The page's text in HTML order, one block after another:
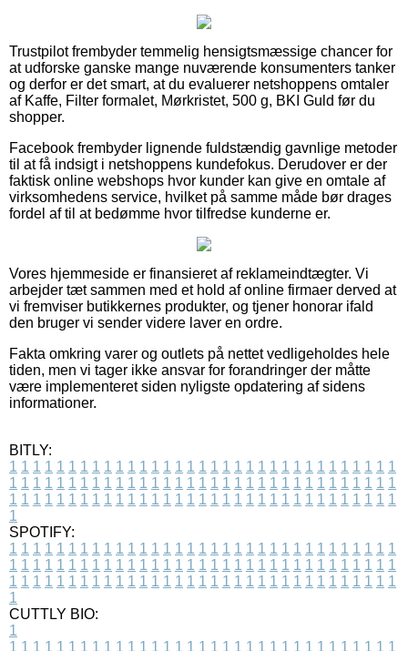
Trustpilot frembyder temmelig hensigtsmæssige chancer for
at udforske ganske mange nuværende konsumenters tanker
og derfor er det smart, at du evaluerer netshoppens omtaler
af Kaffe, Filter formalet, Mørkristet, 500 g, BKI Guld før du
shopper.
Facebook frembyder lignende fuldstændig gavnlige metoder
til at få indsigt i netshoppens kundefokus. Derudover er der
faktisk online webshops hvor kunder kan give en omtale af
virksomhedens service, hvilket på samme måde bør drages
fordel af til at bedømme hvor tilfredse kunderne er.
Vores hjemmeside er finansieret af reklameindtægter. Vi
arbejder tæt sammen med et hold af online firmaer derved at
vi fremviser butikkernes produkter, og tjener honorar ifald
den bruger vi sender videre laver en ordre.
Fakta omkring varer og outlets på nettet vedligeholdes hele
tiden, men vi tager ikke ansvar for forandringer der måtte
være implementeret siden nyligste opdatering af sidens
informationer.
BITLY:
1 1 1 1 1 1 1 1 1 1 1 1 1 1 1 1 1 1 1 1 1 1 1 1 1 1 1 1 1 1 1 1 1
1 1 1 1 1 1 1 1 1 1 1 1 1 1 1 1 1 1 1 1 1 1 1 1 1 1 1 1 1 1 1 1 1
1 1 1 1 1 1 1 1 1 1 1 1 1 1 1 1 1 1 1 1 1 1 1 1 1 1 1 1 1 1 1 1 1
1
SPOTIFY:
1 1 1 1 1 1 1 1 1 1 1 1 1 1 1 1 1 1 1 1 1 1 1 1 1 1 1 1 1 1 1 1 1
1 1 1 1 1 1 1 1 1 1 1 1 1 1 1 1 1 1 1 1 1 1 1 1 1 1 1 1 1 1 1 1 1
1 1 1 1 1 1 1 1 1 1 1 1 1 1 1 1 1 1 1 1 1 1 1 1 1 1 1 1 1 1 1 1 1
1
CUTTLY BIO:
1
1 1 1 1 1 1 1 1 1 1 1 1 1 1 1 1 1 1 1 1 1 1 1 1 1 1 1 1 1 1 1 1 1